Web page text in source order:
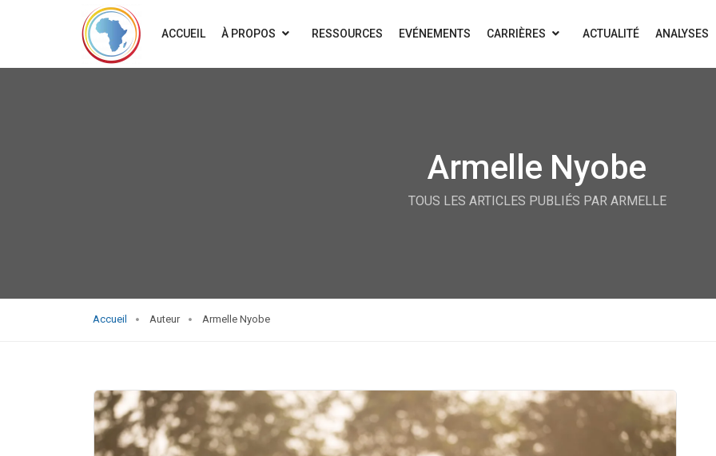
ACCUEIL À PROPOS RESSOURCES EVÉNEMENTS CARRIÈRES ACTUALITÉ ANALYSES
Armelle Nyobe
TOUS LES ARTICLES PUBLIÉS PAR ARMELLE
Accueil Auteur Armelle Nyobe